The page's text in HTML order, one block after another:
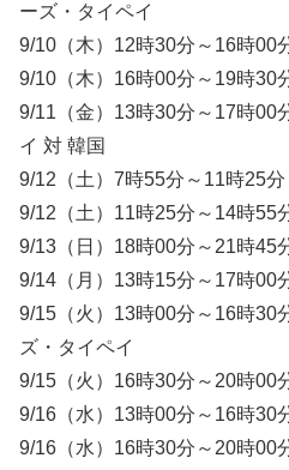
ーズ・タイペイ
9/10（木）12時30分～16時
9/10（木）16時00分～19時
9/11（金）13時30分～17時
イ 対 韓国
9/12（土）7時55分～11時25
9/12（土）11時25分～14時
9/13（日）18時00分～21時
9/14（月）13時15分～17時
9/15（火）13時00分～16時
ズ・タイペイ
9/15（火）16時30分～20時00
9/16（水）13時00分～16時
9/16（水）16時30分～20時